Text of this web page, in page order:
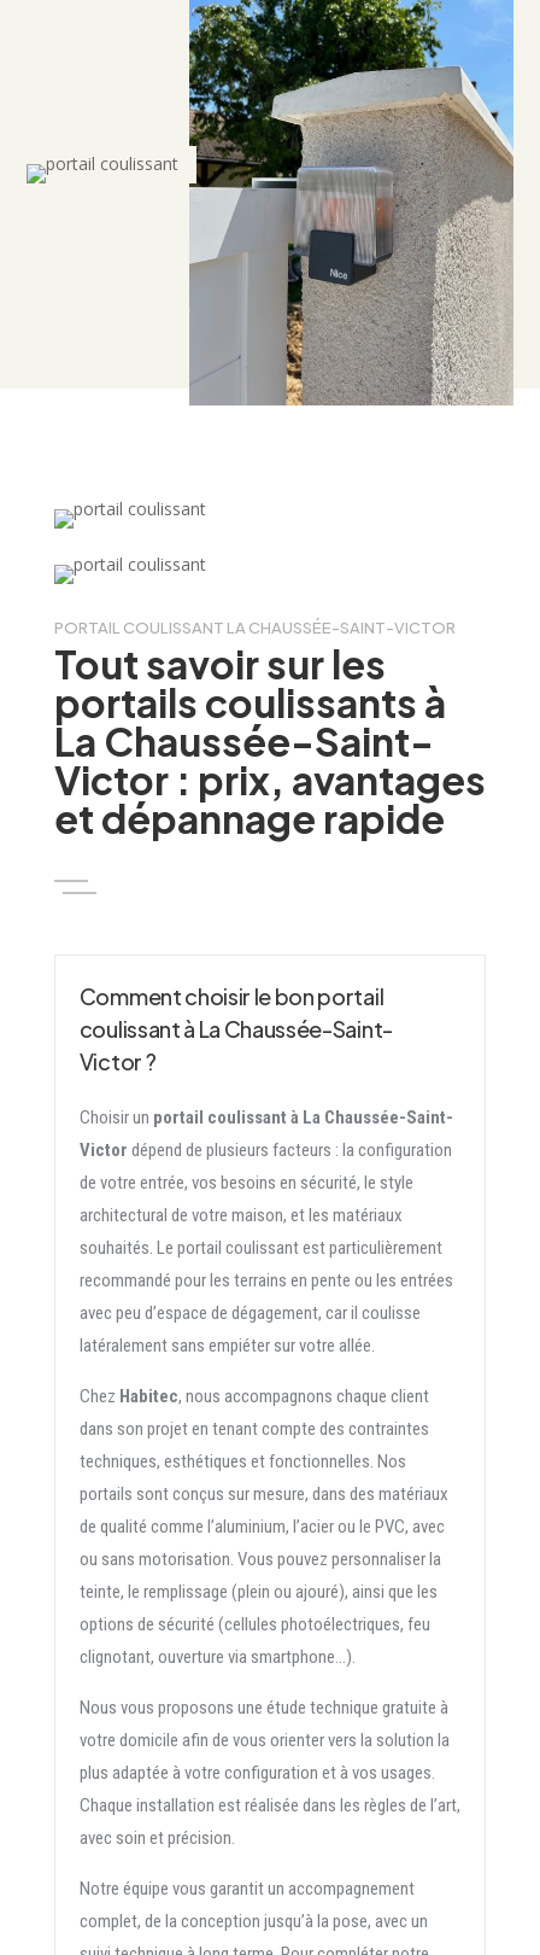
PORTAIL COULISSANT LA CHAUSSÉE-SAINT-VICTOR
Tout savoir sur les
portails coulissants à
La Chaussée-Saint-
Victor : prix, avantages
et dépannage rapide
Comment choisir le bon portail
coulissant à La Chaussée-Saint-
Victor ?
Choisir un portail coulissant à La Chaussée-Saint-
Victor dépend de plusieurs facteurs : la configuration
de votre entrée, vos besoins en sécurité, le style
architectural de votre maison, et les matériaux
souhaités. Le portail coulissant est particulièrement
recommandé pour les terrains en pente ou les entrées
avec peu d’espace de dégagement, car il coulisse
latéralement sans empiéter sur votre allée.
Chez Habitec, nous accompagnons chaque client
dans son projet en tenant compte des contraintes
techniques, esthétiques et fonctionnelles. Nos
portails sont conçus sur mesure, dans des matériaux
de qualité comme l’aluminium, l’acier ou le PVC, avec
ou sans motorisation. Vous pouvez personnaliser la
teinte, le remplissage (plein ou ajouré), ainsi que les
options de sécurité (cellules photoélectriques, feu
clignotant, ouverture via smartphone…).
Nous vous proposons une étude technique gratuite à
votre domicile afin de vous orienter vers la solution la
plus adaptée à votre configuration et à vos usages.
Chaque installation est réalisée dans les règles de l’art,
avec soin et précision.
Notre équipe vous garantit un accompagnement
complet, de la conception jusqu’à la pose, avec un